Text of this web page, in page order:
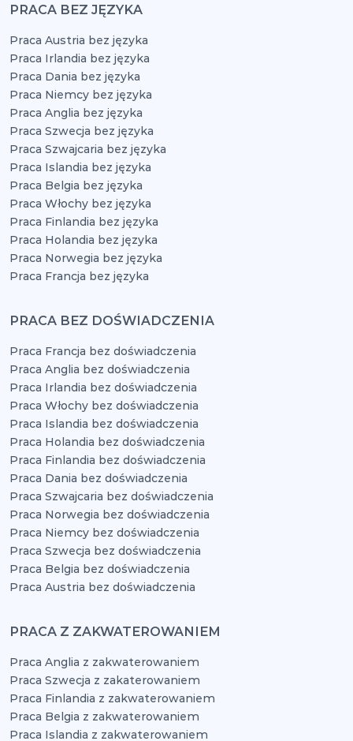
PRACA BEZ JĘZYKA
Praca Austria bez języka
Praca Irlandia bez języka
Praca Dania bez języka
Praca Niemcy bez języka
Praca Anglia bez języka
Praca Szwecja bez języka
Praca Szwajcaria bez języka
Praca Islandia bez języka
Praca Belgia bez języka
Praca Włochy bez języka
Praca Finlandia bez języka
Praca Holandia bez języka
Praca Norwegia bez języka
Praca Francja bez języka
PRACA BEZ DOŚWIADCZENIA
Praca Francja bez doświadczenia
Praca Anglia bez doświadczenia
Praca Irlandia bez doświadczenia
Praca Włochy bez doświadczenia
Praca Islandia bez doświadczenia
Praca Holandia bez doświadczenia
Praca Finlandia bez doświadczenia
Praca Dania bez doświadczenia
Praca Szwajcaria bez doświadczenia
Praca Norwegia bez doświadczenia
Praca Niemcy bez doświadczenia
Praca Szwecja bez doświadczenia
Praca Belgia bez doświadczenia
Praca Austria bez doświadczenia
PRACA Z ZAKWATEROWANIEM
Praca Anglia z zakwaterowaniem
Praca Szwecja z zakaterowaniem
Praca Finlandia z zakwaterowaniem
Praca Belgia z zakwaterowaniem
Praca Islandia z zakwaterowaniem